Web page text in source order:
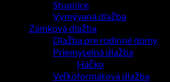
Stupnice
Vymývaná dlažba
Zámková dlažba
Dlažba pre rodinné domy
Priemyselná dlažba
Háčko
Veľkoformátová dlažba